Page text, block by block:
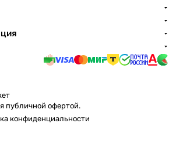
публичной офертой.
конфиденциальности